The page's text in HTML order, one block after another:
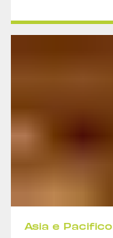
Asia e Pacifico